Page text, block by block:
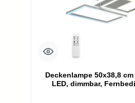
Deckenlampe 50x38,8 cm
LED, dimmbar,